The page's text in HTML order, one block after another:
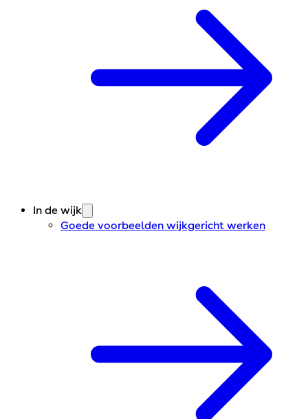
In de wijk
Goede voorbeelden wijkgericht werken